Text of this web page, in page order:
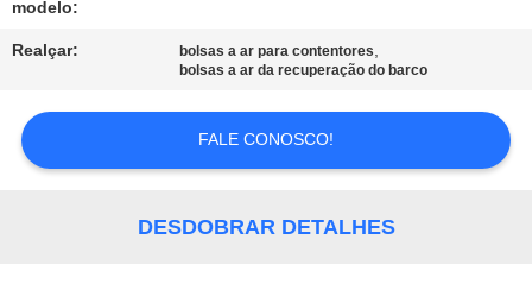
NOS
ORÇAMENTO
modelo:
Realçar: bolsas a ar para contentores,
bolsas a ar da recuperação do barco
FALE CONOSCO!
DESDOBRAR DETALHES